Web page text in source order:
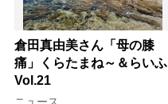
倉田真由美さん「母の膝
痛」くらたまね～＆らいふ
Vol.21